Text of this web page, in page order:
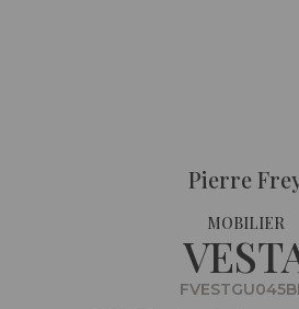
Pierre
MOBILIER